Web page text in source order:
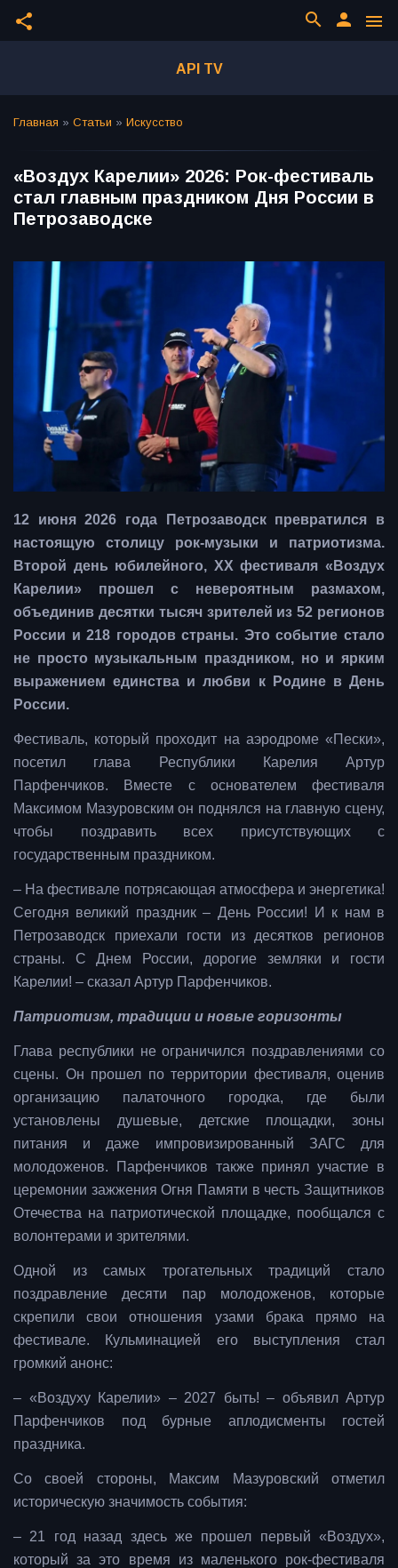
share menu
person
search
API TV
Главная » Статьи » Искусство
«Воздух Карелии» 2026: Рок-фестиваль
стал главным праздником Дня России в
Петрозаводске
12 июня 2026 года Петрозаводск превратился в
настоящую столицу рок-музыки и патриотизма.
Второй день юбилейного, XX фестиваля «Воздух
Карелии» прошел с невероятным размахом,
объединив десятки тысяч зрителей из 52 регионов
России и 218 городов страны. Это событие стало
не просто музыкальным праздником, но и ярким
выражением единства и любви к Родине в День
России.
Фестиваль, который проходит на аэродроме «Пески»,
посетил глава Республики Карелия Артур
Парфенчиков. Вместе с основателем фестиваля
Максимом Мазуровским он поднялся на главную сцену,
чтобы поздравить всех присутствующих с
государственным праздником.
– На фестивале потрясающая атмосфера и энергетика!
Сегодня великий праздник – День России! И к нам в
Петрозаводск приехали гости из десятков регионов
страны. С Днем России, дорогие земляки и гости
Карелии! – сказал Артур Парфенчиков.
Патриотизм, традиции и новые горизонты
Глава республики не ограничился поздравлениями со
сцены. Он прошел по территории фестиваля, оценив
организацию палаточного городка, где были
установлены душевые, детские площадки, зоны
питания и даже импровизированный ЗАГС для
молодоженов. Парфенчиков также принял участие в
церемонии зажжения Огня Памяти в честь Защитников
Отечества на патриотической площадке, пообщался с
волонтерами и зрителями.
Одной из самых трогательных традиций стало
поздравление десяти пар молодоженов, которые
скрепили свои отношения узами брака прямо на
фестивале. Кульминацией его выступления стал
громкий анонс:
– «Воздуху Карелии» – 2027 быть! – объявил Артур
Парфенчиков под бурные аплодисменты гостей
праздника.
Со своей стороны, Максим Мазуровский отметил
историческую значимость события:
– 21 год назад здесь же прошел первый «Воздух»,
который за это время из маленького рок-фестиваля